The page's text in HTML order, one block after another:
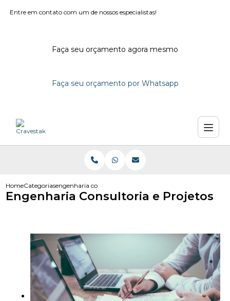
Entre em contato com um de nossos especialistas!
Faça seu orçamento agora mesmo
Faça seu orçamento por Whatsapp
HomeCategoriasengenharia consultoria e projetos
Engenharia Consultoria e Projetos